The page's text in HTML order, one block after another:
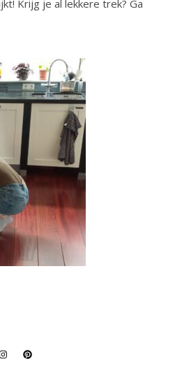
Krijg je al lekkere trek? Ga